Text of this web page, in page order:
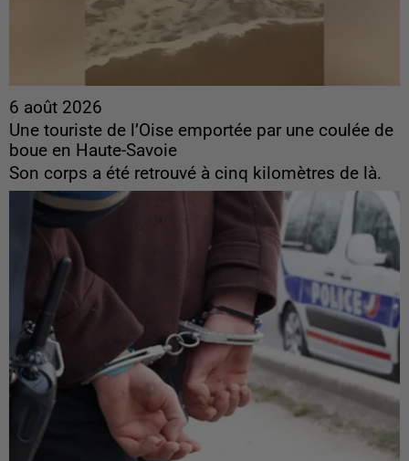
6 août 2026
Une touriste de l’Oise emportée par une coulée de
boue en Haute-Savoie
Son corps a été retrouvé à cinq kilomètres de là.